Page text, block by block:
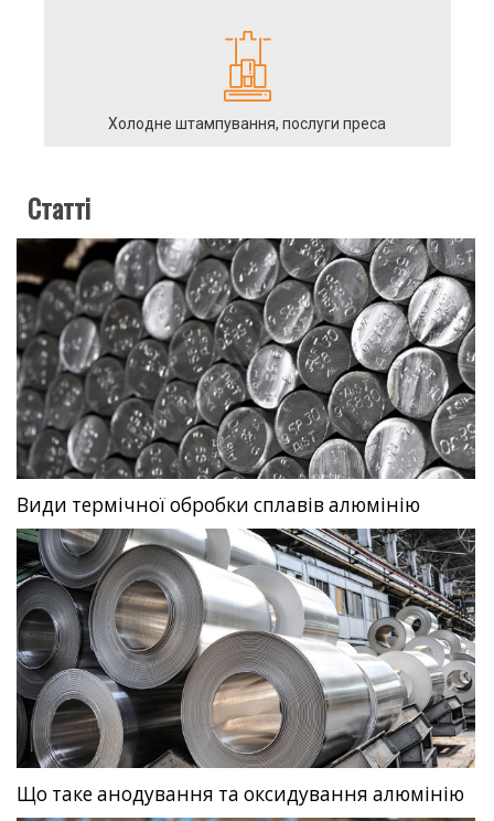
Холодне штампування, послуги преса
Статті
Види термічної обробки сплавів алюмінію
Що таке анодування та оксидування алюмінію